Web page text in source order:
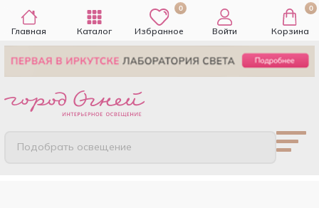
Главная Каталог
0
Избранное Войти
0
Корзина
Подобрать освещение